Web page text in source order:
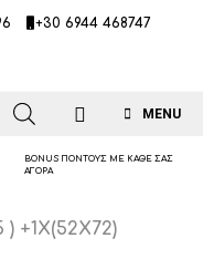
+30 6944 468747
MENU
BONUS ΠΟΝΤΟΥΣ ΜΕ ΚΑΘΕ ΣΑΣ
ΑΓΟΡΑ
) +1X(52X72)